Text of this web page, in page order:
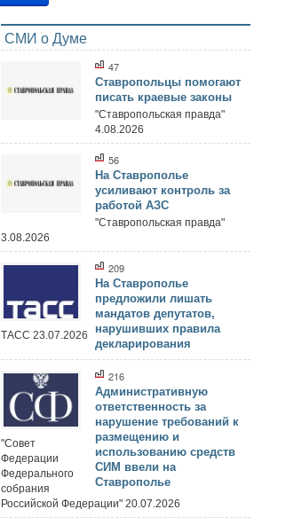
СМИ о Думе
47
Ставропольцы помогают
писать краевые законы
"Ставропольская правда"
4.08.2026
56
На Ставрополье
усиливают контроль за
работой АЗС
"Ставропольская правда"
3.08.2026
209
На Ставрополье
предложили лишать
мандатов депутатов,
нарушивших правила
декларирования
ТАСС 23.07.2026
216
Административную
ответственность за
нарушение требований к
размещению и
использованию средств
СИМ ввели на
Ставрополье
"Совет
Федерации
Федерального
собрания
Российской Федерации" 20.07.2026